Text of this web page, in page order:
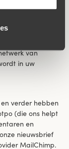
te stellen om
van
in uw
verder hebben
(die ons helpt
en
nieuwsbrief
MailChimp.